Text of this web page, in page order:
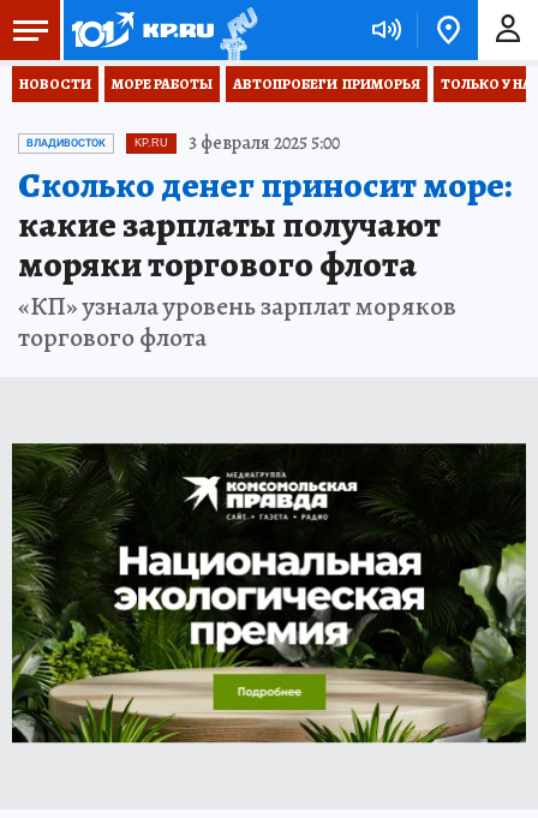
НОВОСТИ МОРЕ РАБОТЫ АВТОПРОБЕГИ  ПРИМОРЬЯ ТОЛЬКО У
ВЛАДИВОСТОК KP.RU 3 февраля 2025 5:00
Сколько денег приносит море:
какие зарплаты получают
моряки торгового флота
«КП» узнала уровень зарплат моряков
торгового флота